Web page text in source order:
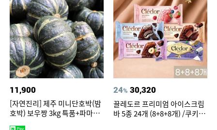
11,900
[자연진리] 제주 미니단호박(밤
호박) 보우짱 3kg 특품+파마산
24% 30,320
끌레도르 프리미엄 아이스크림
바 5종 24개 (8+8+8개) /쿠키앤